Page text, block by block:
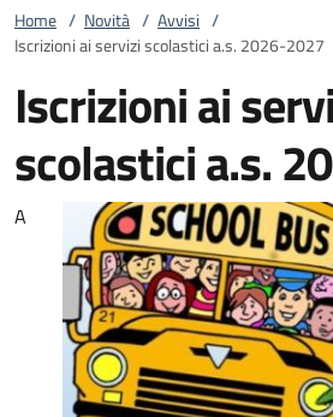
Home / Novità / Avvisi /
Iscrizioni ai servizi scolastici a.s. 2026-2027
Iscrizioni ai
scolastici a.s.
A